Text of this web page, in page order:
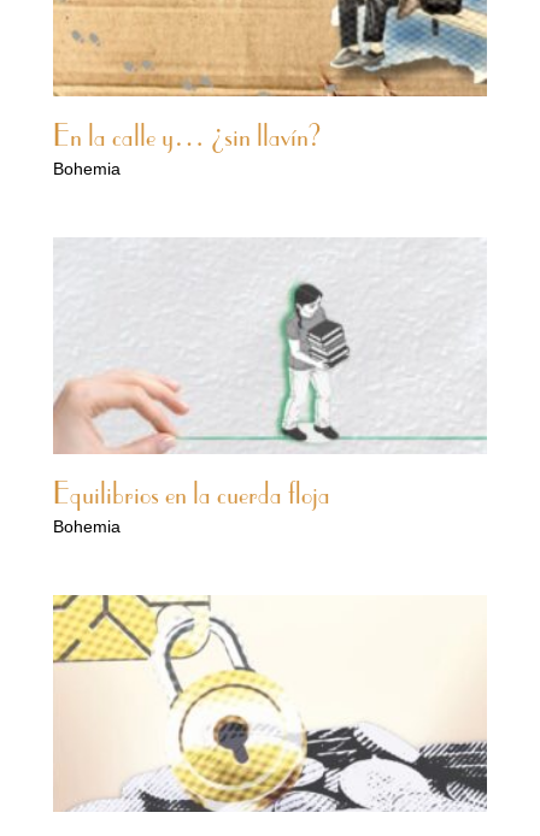
En la calle y… ¿sin llavín?
Bohemia
Equilibrios en la cuerda floja
Bohemia